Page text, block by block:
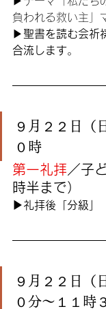
負われる救い主
▶︎ 聖書を読む会祈
合流します。
９月２２日（
０時
第一礼拝 ／子
時半まで）
▶︎礼拝後「分級」
９月２２日（
０分〜１１時